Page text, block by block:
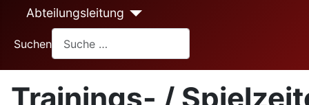
Abteilungsleitung
Suchen
Trainings- /